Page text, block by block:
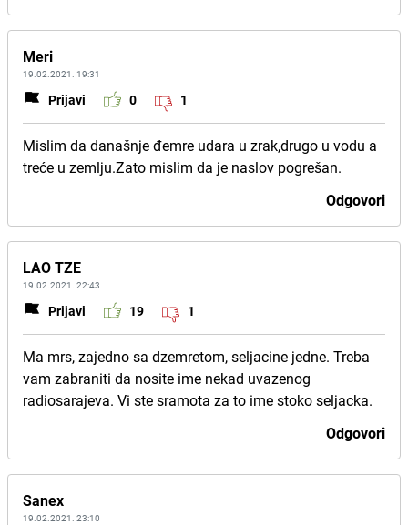
Meri
19.02.2021. 19:31
Prijavi 0 1
Mislim da današnje đemre udara u zrak,drugo u vodu a
treće u zemlju.Zato mislim da je naslov pogrešan.
Odgovori
LAO TZE
19.02.2021. 22:43
Prijavi 19 1
Ma mrs, zajedno sa dzemretom, seljacine jedne. Treba
vam zabraniti da nosite ime nekad uvazenog
radiosarajeva. Vi ste sramota za to ime stoko seljacka.
Odgovori
Sanex
19.02.2021. 23:10